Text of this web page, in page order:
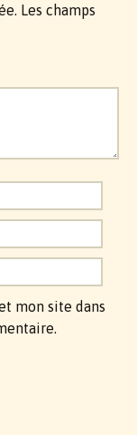
Les champs
mon site dans